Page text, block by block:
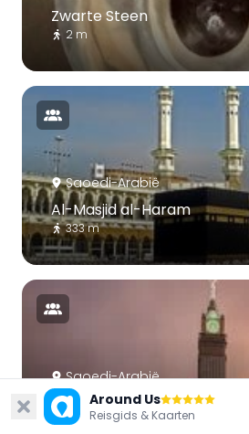
Zwarte Steen
2 m
Saoedi-Arabië
Al-Masjid al-Haram
333 m
Saoedi-Arabië
Abraj Al Bait-toren
404 m
Around Us
Reisgids & Kaarten